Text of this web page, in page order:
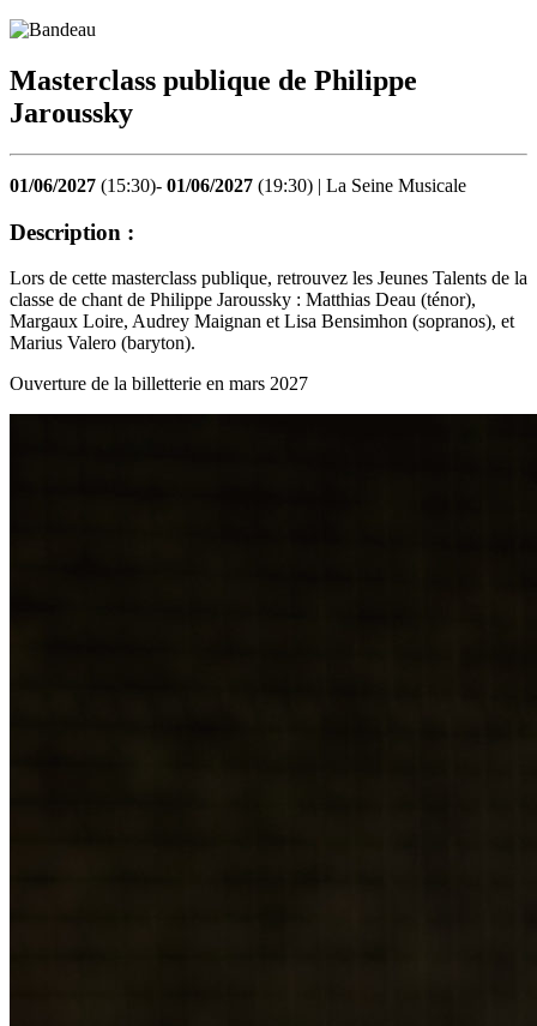
Masterclass publique de Philippe
Jaroussky
01/06/2027 (15:30)- 01/06/2027 (19:30) | La Seine Musicale
Description :
Lors de cette masterclass publique, retrouvez les Jeunes Talents de la
classe de chant de Philippe Jaroussky : Matthias Deau (ténor),
Margaux Loire, Audrey Maignan et Lisa Bensimhon (sopranos), et
Marius Valero (baryton).
Ouverture de la billetterie en mars 2027